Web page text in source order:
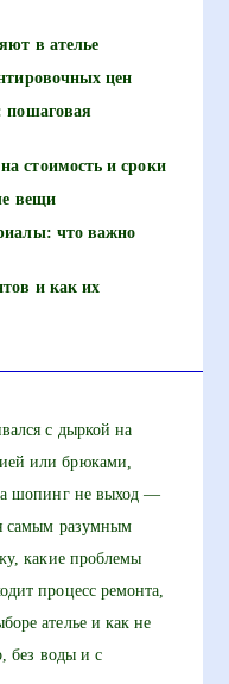
в ателье
цен
пошаговая
стоимость и сроки
вещи
что важно
и как их
с дыркой на
или брюками,
шопинг не выход —
самым разумным
какие проблемы
процесс ремонта,
ателье и как не
без воды и с